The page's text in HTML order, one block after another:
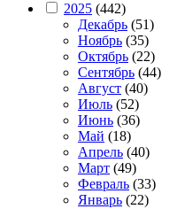
2025 (442)
Декабрь (51)
Ноябрь (35)
Октябрь (22)
Сентябрь (44)
Август (40)
Июль (52)
Июнь (36)
Май (18)
Апрель (40)
Март (49)
Февраль (33)
Январь (22)